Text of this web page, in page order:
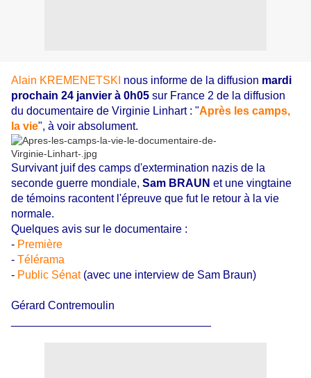
Alain KREMENETSKI nous informe de la diffusion mardi
prochain 24 janvier à 0h05 sur France 2 de la diffusion
du documentaire de Virginie Linhart : "Après les camps,
la vie", à voir absolument.
Survivant juif des camps d'extermination nazis de la
seconde guerre mondiale, Sam BRAUN et une vingtaine
de témoins racontent l'épreuve que fut le retour à la vie
normale.
Quelques avis sur le documentaire :
- Première
- Télérama
- Public Sénat(avec une interview de Sam Braun)
Gérard Contremoulin